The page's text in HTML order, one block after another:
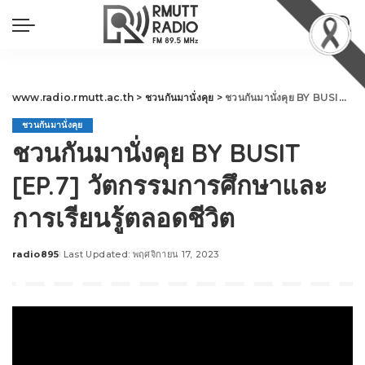
www.radio.rmutt.ac.th > ชวนกันมานั่งคุย >ชวนกันมานั่งคุย BY BUSIT [EP.7] วัตกรรมการศึกษาและการเรียนรู้ตลอดชีวิต
ชวนกันมานั่งคุย
ชวนกันมานั่งคุย BY BUSIT
[EP.7] วัตกรรมการศึกษาและ
การเรียนรู้ตลอดชีวิต
Posted
radio895 Last Updated: พฤศจิกายน 17, 2023